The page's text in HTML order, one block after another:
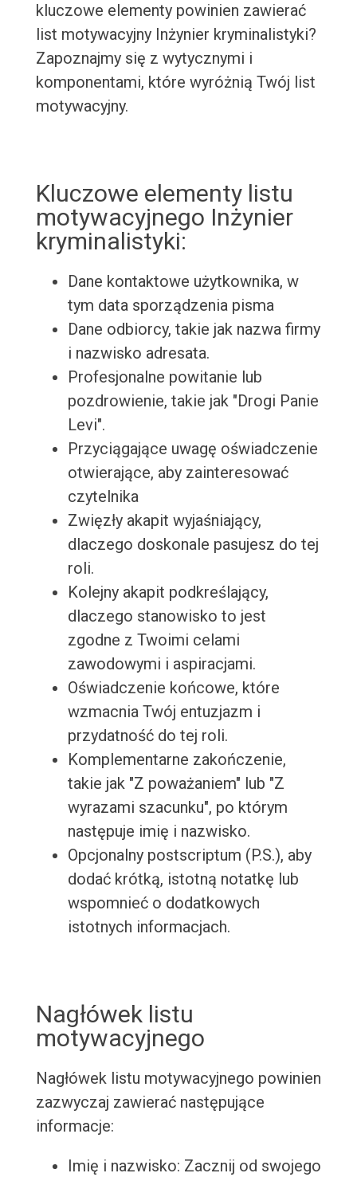
kluczowe elementy powinien zawierać
list motywacyjny Inżynier kryminalistyki?
Zapoznajmy się z wytycznymi i
komponentami, które wyróżnią Twój list
motywacyjny.
Kluczowe elementy listu
motywacyjnego Inżynier
kryminalistyki:
Dane kontaktowe użytkownika, w
tym data sporządzenia pisma
Dane odbiorcy, takie jak nazwa firmy
i nazwisko adresata.
Profesjonalne powitanie lub
pozdrowienie, takie jak "Drogi Panie
Levi".
Przyciągające uwagę oświadczenie
otwierające, aby zainteresować
czytelnika
Zwięzły akapit wyjaśniający,
dlaczego doskonale pasujesz do tej
roli.
Kolejny akapit podkreślający,
dlaczego stanowisko to jest
zgodne z Twoimi celami
zawodowymi i aspiracjami.
Oświadczenie końcowe, które
wzmacnia Twój entuzjazm i
przydatność do tej roli.
Komplementarne zakończenie,
takie jak "Z poważaniem" lub "Z
wyrazami szacunku", po którym
następuje imię i nazwisko.
Opcjonalny postscriptum (P.S.), aby
dodać krótką, istotną notatkę lub
wspomnieć o dodatkowych
istotnych informacjach.
Nagłówek listu
motywacyjnego
Nagłówek listu motywacyjnego powinien
zazwyczaj zawierać następujące
informacje:
Imię i nazwisko: Zacznij od swojego